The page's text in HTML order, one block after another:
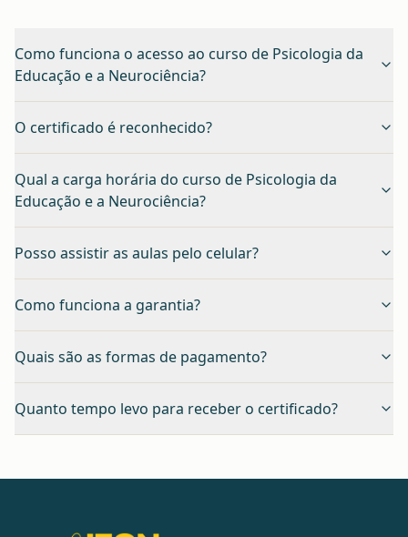
Como funciona o acesso ao curso de Psicologia da
Educação e a Neurociência?
O certificado é reconhecido?
Qual a carga horária do curso de Psicologia da
Educação e a Neurociência?
Posso assistir as aulas pelo celular?
Como funciona a garantia?
Quais são as formas de pagamento?
Quanto tempo levo para receber o certificado?